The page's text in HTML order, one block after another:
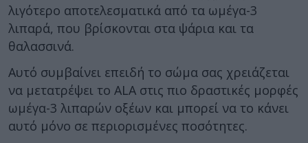
λιγότερο αποτελεσματικά από τα ωμέγα-3
λιπαρά, που βρίσκονται στα ψάρια και τα
θαλασσινά.
Αυτό συμβαίνει επειδή το σώμα σας χρειάζεται
να μετατρέψει το ALA στις πιο δραστικές μορφές
ωμέγα-3 λιπαρών οξέων και μπορεί να το κάνει
αυτό μόνο σε περιορισμένες ποσότητες.